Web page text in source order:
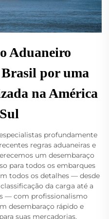
Aduaneiro
por uma
na América
profundamente
regras aduaneiras e
um desembaraço
para todos os embarques
todos os detalhes — desde
da carga até a
— com profissionalismo
desembaraço rápido e
suas mercadorias.